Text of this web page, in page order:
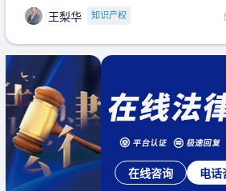
产生视觉影响，及现有设计抗辩与专利
无效再审改判可以执行回转 【承办律
师】 王梨华 浙江杭知桥律师事务所 【案
由】 侵害外观设计专利权纠纷 【案号索
引】 再审：最高人民法院(2019)最高法
民再2
王梨华 知识产权
在线咨询 电话咨询